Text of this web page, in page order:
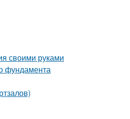
своими руками
фундамента